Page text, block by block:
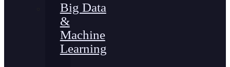
Big Data
&
Machine
Learning